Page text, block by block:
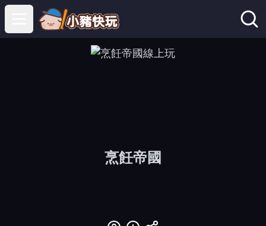
Open main menu
烹飪帝國